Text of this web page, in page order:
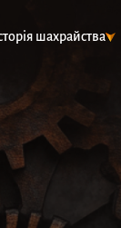
шахрайства